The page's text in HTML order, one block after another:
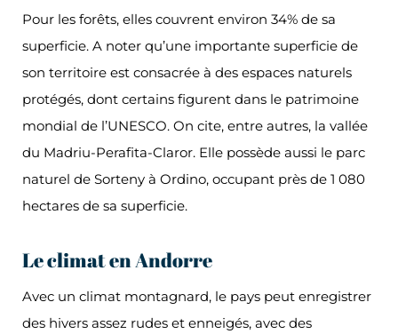
Pour les forêts, elles couvrent environ 34% de sa
superficie. A noter qu’une importante superficie de
son territoire est consacrée à des espaces naturels
protégés, dont certains figurent dans le patrimoine
mondial de l’UNESCO. On cite, entre autres, la vallée
du Madriu-Perafita-Claror. Elle possède aussi le parc
naturel de Sorteny à Ordino, occupant près de 1 080
hectares de sa superficie.
Le climat en Andorre
Avec un climat montagnard, le pays peut enregistrer
des hivers assez rudes et enneigés, avec des